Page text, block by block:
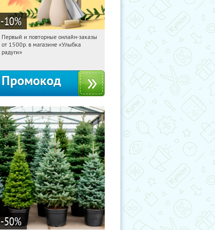
-10%
12:49:47 Получили:1
Россия
Первый и повторные онлайн-заказы
от 1500р. в магазине «Улыбка
радуги»
Промокод
-50%